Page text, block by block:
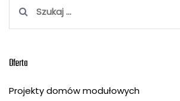
Oferta
Projekty domów modułowych